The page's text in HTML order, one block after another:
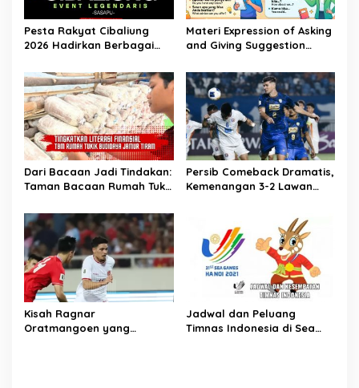
Pesta Rakyat Cibaliung
2026 Hadirkan Berbagai
Materi Expression of Asking
and Giving Suggestion
Kelas 11
Dari Bacaan Jadi Tindakan:
Taman Bacaan Rumah Tukik
Budidaya Jamur Tiram di
Ujung Kulon
Persib Comeback Dramatis,
Kemenangan 3-2 Lawan
Kisah Ragnar
Oratmangoen yang
Jadwal dan Peluang
Timnas Indonesia di Sea